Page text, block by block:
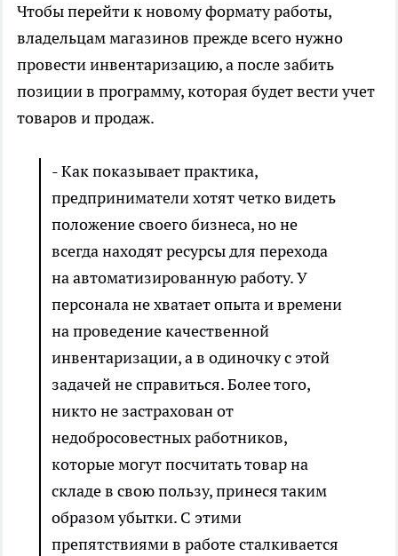
Чтобы перейти к новому формату работы,
владельцам магазинов прежде всего нужно
провести инвентаризацию, а после забить
позиции в программу, которая будет вести учет
товаров и продаж.
- Как показывает практика,
предприниматели хотят четко видеть
положение своего бизнеса, но не
всегда находят ресурсы для перехода
на автоматизированную работу. У
персонала не хватает опыта и времени
на проведение качественной
инвентаризации, а в одиночку с этой
задачей не справиться. Более того,
никто не застрахован от
недобросовестных работников,
которые могут посчитать товар на
складе в свою пользу, принеся таким
образом убытки. С этими
препятствиями в работе сталкивается